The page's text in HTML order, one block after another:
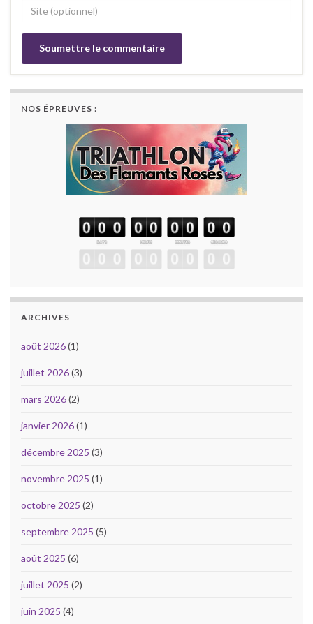
NOS ÉPREUVES :
ARCHIVES
août 2026(1)
juillet 2026(3)
mars 2026(2)
janvier 2026(1)
décembre 2025 (3)
novembre 2025 (1)
octobre 2025 (2)
septembre 2025 (5)
août 2025 (6)
juillet 2025 (2)
juin 2025 (4)